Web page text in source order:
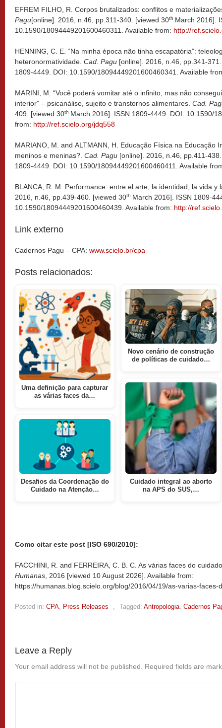
EFREM FILHO, R. Corpos brutalizados: conflitos e
Pagu[online]. 2016, n.46, pp.311-340. [viewed 30th March 2016].
10.1590/18094449201600460311. Available from: http://
HENNING, C. E. “Na minha época não tinha escapatória”:
heteronormatividade. Cad. Pagu [online]. 2016, n.46, pp.341-
1809-4449. DOI: 10.1590/18094449201600460341. Available
MARINI, M. “Você poderá vomitar até o infinito, mas não
interior” – psicanálise, sujeito e transtornos alimentares. Cad.
409. [viewed 30th March 2016]. ISSN 1809-4449. DOI: 10.1590/
from: http://ref.scielo.org/jdq558
MARIANO, M. and ALTMANN, H. Educação Física na Educação
meninos e meninas?. Cad. Pagu [online]. 2016, n.46, pp.411-
1809-4449. DOI: 10.1590/18094449201600460411. Available
BLANCA, R. M. Performance: entre el arte, la identidad, la vida y
2016, n.46, pp.439-460. [viewed 30th March 2016]. ISSN 1809-
10.1590/18094449201600460439. Available from: http://
Link externo
Cadernos Pagu – CPA: www.scielo.br/cpa
Posts relacionados:
Uma definição para capturar
as várias faces da…
Desafios da Coordenação do
Cuidado na Atenção…
Novo cenário de construção
de políticas de cuidado…
Cuidado integral ao aborto
na APS do SUS,…
Como citar este post [ISO 690/2010]:
FACCHINI, R. and FERREIRA, C. B. C. As várias faces do
Humanas , 2016 [viewed 10 August 2026]. Available from:
https://humanas.blog.scielo.org/blog/2016/04/19/as-varias-faces-
Posted in: CPA Press Releases Tagged: Antropologia Cadernos
Leave a Reply
Your email address will not be published. Required fields are